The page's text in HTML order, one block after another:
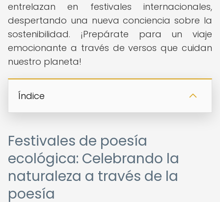
entrelazan en festivales internacionales,
despertando una nueva conciencia sobre la
sostenibilidad. ¡Prepárate para un viaje
emocionante a través de versos que cuidan
nuestro planeta!
Índice
Festivales de poesía
ecológica: Celebrando la
naturaleza a través de la
poesía